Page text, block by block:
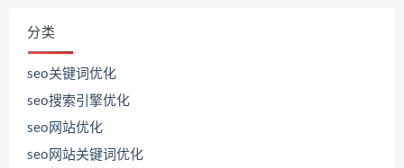
分类
seo关键词优化
seo搜索引擎优化
seo网站优化
seo网站关键词优化